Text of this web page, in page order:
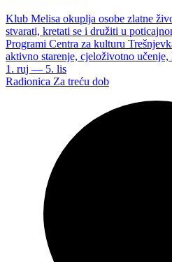
Klub Melisa okuplja osobe zlatne
stvarati, kretati se i družiti u
Programi Centra za kulturu
aktivno starenje, cjeloživotno
1. ruj — 5. lis
Radionica Za treću dob